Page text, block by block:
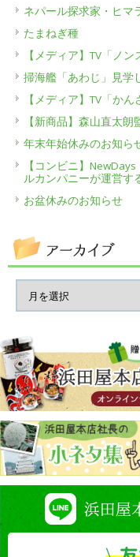
ネパール探求家・ヒマ
たまねぎ種
【メディア】TV「ノン
掃海艦「あわじ」見学
【メディア】TV「か
【新商品】森山直太朗
年末年始休みのお知ら
【コンビニ】
ルカンパニーが運営す
お盆休みのお知らせ